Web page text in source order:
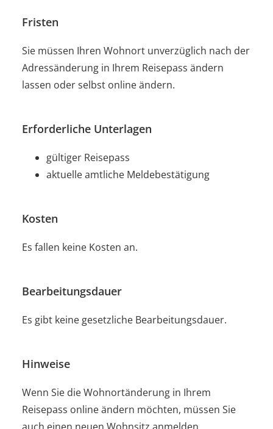
Fristen
Sie müssen Ihren Wohnort unverzüglich nach der
Adressänderung in Ihrem Reisepass ändern
lassen oder selbst online ändern.
Erforderliche Unterlagen
gültiger Reisepass
aktuelle amtliche Meldebestätigung
Kosten
Es fallen keine Kosten an.
Bearbeitungsdauer
Es gibt keine gesetzliche Bearbeitungsdauer.
Hinweise
Wenn Sie die Wohnortänderung in Ihrem
Reisepass online ändern möchten, müssen Sie